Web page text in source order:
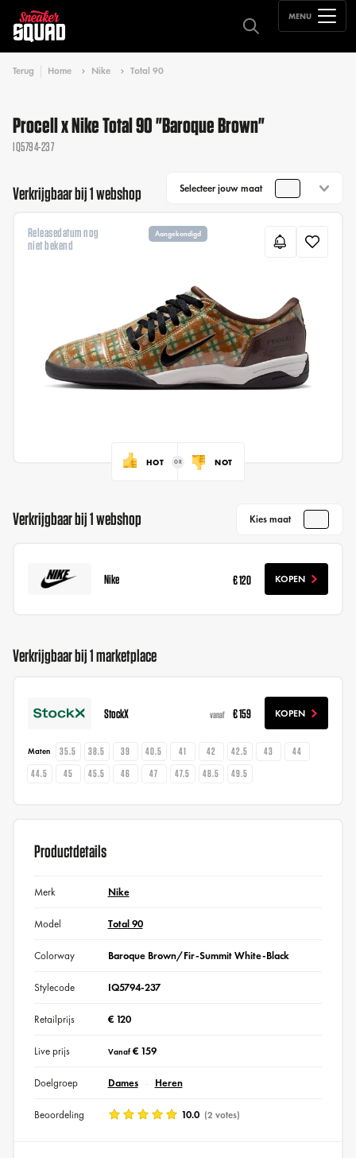
MENU
Terug Home Nike Total 90
Procell x Nike Total 90 "Baroque Brown"
IQ5794-237
Verkrijgbaar bij 1 webshop Selecteer jouw maat
Releasedatum nog
niet bekend
Aangekondigd
HOT NOT
Verkrijgbaar bij 1 webshop Kies maat
Nike € 120 KOPEN
Verkrijgbaar bij 1 marketplace
StockX vanaf € 159 KOPEN
Maten 35.5 38.5 39 40.5 41 42 42.5 43
44
44.5
45 45.5 46 47 47.5 48.5 49.5
Productdetails
Merk Nike
Model Total 90
Colorway Baroque Brown/Fir-Summit White-Black
Stylecode IQ5794-237
Retailprijs € 120
Live prijs Vanaf€ 159
Doelgroep Dames Heren
Beoordeling 10.0 (2 votes)